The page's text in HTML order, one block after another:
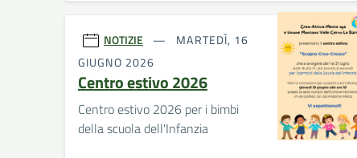
NOTIZIE
MARTEDÌ, 16
GIUGNO 2026
Centro estivo 2026
Centro estivo 2026 per i bimbi
della scuola dell'Infanzia